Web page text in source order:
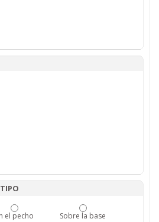
el pecho Sobre la base